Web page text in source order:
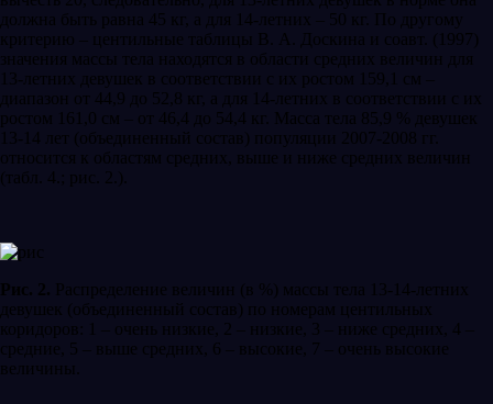
должна быть равна 45 кг, а для 14-летних – 50 кг. По другому
критерию – центильные таблицы В. А. Доскина и соавт. (1997)
значения массы тела находятся в области средних величин для
13-летних девушек в соответствии с их ростом 159,1 см –
диапазон от 44,9 до 52,8 кг, а для 14-летних в соответствии с их
ростом 161,0 см – от 46,4 до 54,4 кг. Масса тела 85,9 % девушек
13-14 лет (объединенный состав) популяции 2007-2008 гг.
относится к областям средних, выше и ниже средних величин
(табл. 4.; рис. 2.).
Рис. 2. Распределение величин (в %) массы тела 13-14-летних
девушек (объединенный состав) по номерам центильных
коридоров: 1 – очень низкие, 2 – низкие, 3 – ниже средних, 4 –
средние, 5 – выше средних, 6 – высокие, 7 – очень высокие
величины.